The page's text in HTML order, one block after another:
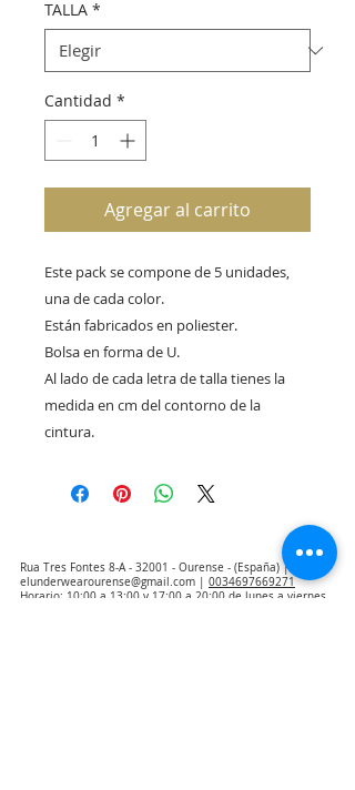
TALLA *
Cantidad *
Agregar al carrito
Este pack se compone de 5 unidades,
una de cada color.
Están fabricados en poliester.
Bolsa en forma de U.
Al lado de cada letra de talla tienes la
medida en cm del contorno de la
cintura.
Rua Tres Fontes 8-A - 32001 - Ourense - (España) |
elunderwearourense@gmail.com
0034697669271
Horario: 10:00 a 13:00 y 17:00 a 20:00 de lunes a viernes